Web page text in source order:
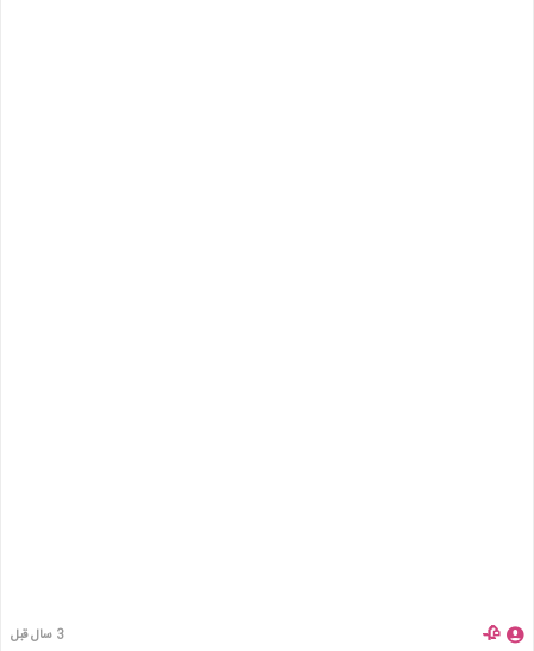
🥀 3 سال قبل